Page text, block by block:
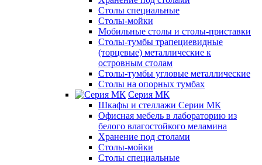
Столы специальные
Столы-мойки
Мобильные столы и столы-приставки
Столы-тумбы трапециевидные
(торцевые) металлические к
островным столам
Столы-тумбы угловые металлические
Столы на опорных тумбах
Серия МК
Шкафы и стеллажи Серии МК
Офисная мебель в лабораторию из
белого влагостойкого меламина
Хранение под столами
Столы-мойки
Столы специальные